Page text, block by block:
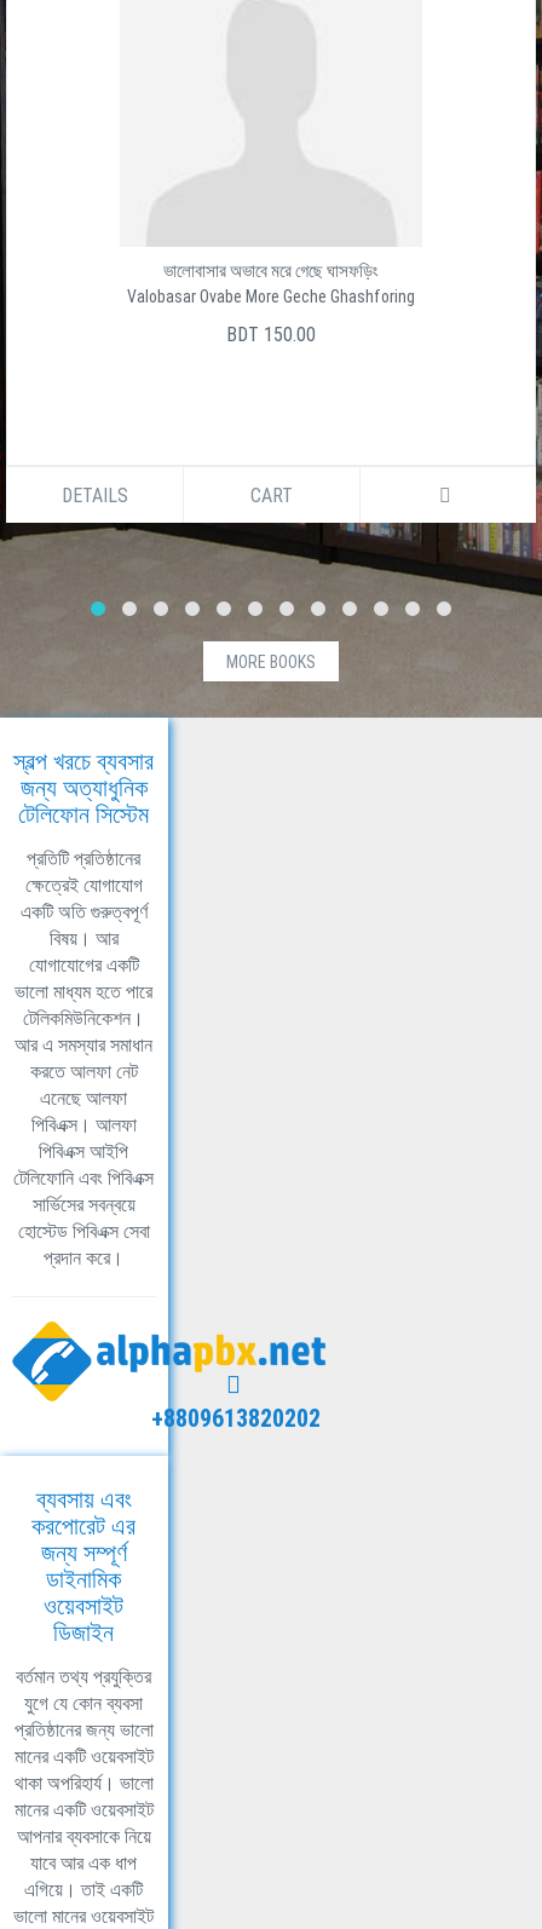
ভালোবাসার অভাবে মরে গেছে ঘাসফড়িং
Valobasar Ovabe More Geche Ghashforing
BDT 150.00
DETAILS CART
MORE BOOKS
স্বল্প খরচে ব্যবসার
জন্য অত্যাধুনিক
টেলিফোন সিস্টেম
প্রতিটি প্রতিষ্ঠানের
ক্ষেত্রেই যোগাযোগ
একটি অতি গুরুত্বপূর্ণ
বিষয়। আর
যোগাযোগের একটি
ভালো মাধ্যম হতে পারে
টেলিকমিউনিকেশন।
আর এ সমস্যার সমাধান
করতে আলফা নেট
এনেছে আলফা
পিবিএক্স। আলফা
পিবিএক্স আইপি
টেলিফোনি এবং পিবিএক্স
সার্ভিসের সবন্বয়ে
হোস্টেড পিবিএক্স সেবা
প্রদান করে।
+8809613820202
ব্যবসায় এবং
করপোরেট এর
জন্য সম্পূর্ণ
ডাইনামিক
ওয়েবসাইট
ডিজাইন
বর্তমান তথ্য প্রযুক্তির
যুগে যে কোন ব্যবসা
প্রতিষ্ঠানের জন্য ভালো
মানের একটি ওয়েবসাইট
থাকা অপরিহার্য। ভালো
মানের একটি ওয়েবসাইট
আপনার ব্যবসাকে নিয়ে
যাবে আর এক ধাপ
এগিয়ে। তাই একটি
ভালো মানের ওয়েবসাইট